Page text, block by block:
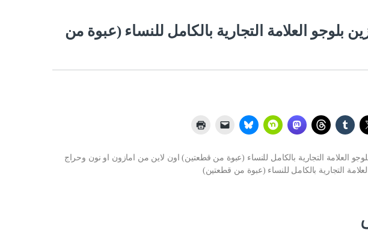
بلوجو العلامة التجارية بالكامل للنساء (عبوة من
العلامة التجارية بالكامل للنساء (عبوة من قطعتين) اون لاين من امازون او نون وحراج
التجارية بالكامل للنساء (عبوة من قطعتين)